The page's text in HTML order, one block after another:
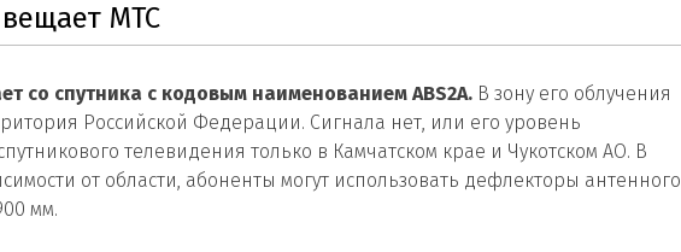
вещает МТС
со спутника с кодовым наименованием ABS2A. В зону его облучения
Российской Федерации. Сигнала нет, или его уровень
телевидения только в Камчатском крае и Чукотском АО. В
от области, абоненты могут использовать дефлекторы антенного
мм.